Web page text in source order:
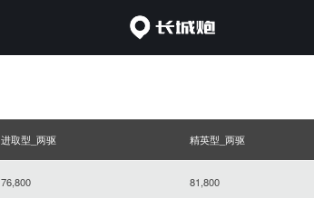
进取型_两驱 精英型_两驱
76,800 81,800